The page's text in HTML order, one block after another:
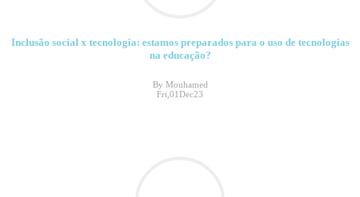
Inclusão social x tecnologia: estamos preparados para o uso de tecnologias
na educação?
By Mouhamed
Fri,01Dec23